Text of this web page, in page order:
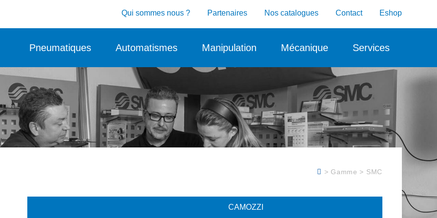
Qui sommes nous ? Partenaires Nos catalogues Contact Eshop
Pneumatiques Automatismes Manipulation Mécanique Services
> Gamme > SMC
CAMOZZI